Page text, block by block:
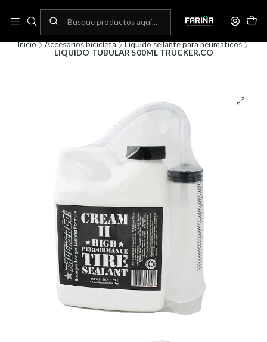
Envíos gratis por compras sobre 80.000! (No aplica para bicicletas)
Inicio Accesorios bicicleta
Líquido sellante para neumáticos
LIQUIDO TUBULAR 500ML TRUCKER.CO